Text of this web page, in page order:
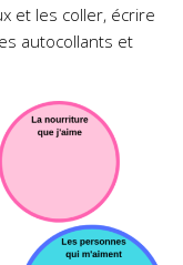
et les coller, écrire
autocollants et